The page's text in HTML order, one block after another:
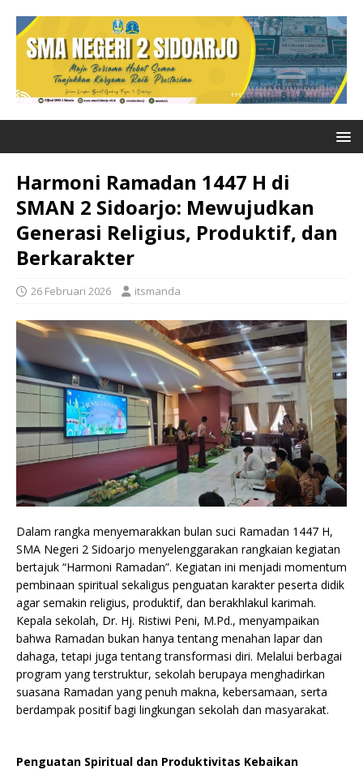
Harmoni Ramadan 1447 H di
SMAN 2 Sidoarjo: Mewujudkan
Generasi Religius, Produktif, dan
Berkarakter
26 Februari 2026 itsmanda
Dalam rangka menyemarakkan bulan suci Ramadan 1447 H,
SMA Negeri 2 Sidoarjo menyelenggarakan rangkaian kegiatan
bertajuk “Harmoni Ramadan”. Kegiatan ini menjadi momentum
pembinaan spiritual sekaligus penguatan karakter peserta didik
agar semakin religius, produktif, dan berakhlakul karimah.
Kepala sekolah, Dr. Hj. Ristiwi Peni, M.Pd., menyampaikan
bahwa Ramadan bukan hanya tentang menahan lapar dan
dahaga, tetapi juga tentang transformasi diri. Melalui berbagai
program yang terstruktur, sekolah berupaya menghadirkan
suasana Ramadan yang penuh makna, kebersamaan, serta
berdampak positif bagi lingkungan sekolah dan masyarakat.
Penguatan Spiritual dan Produktivitas Kebaikan